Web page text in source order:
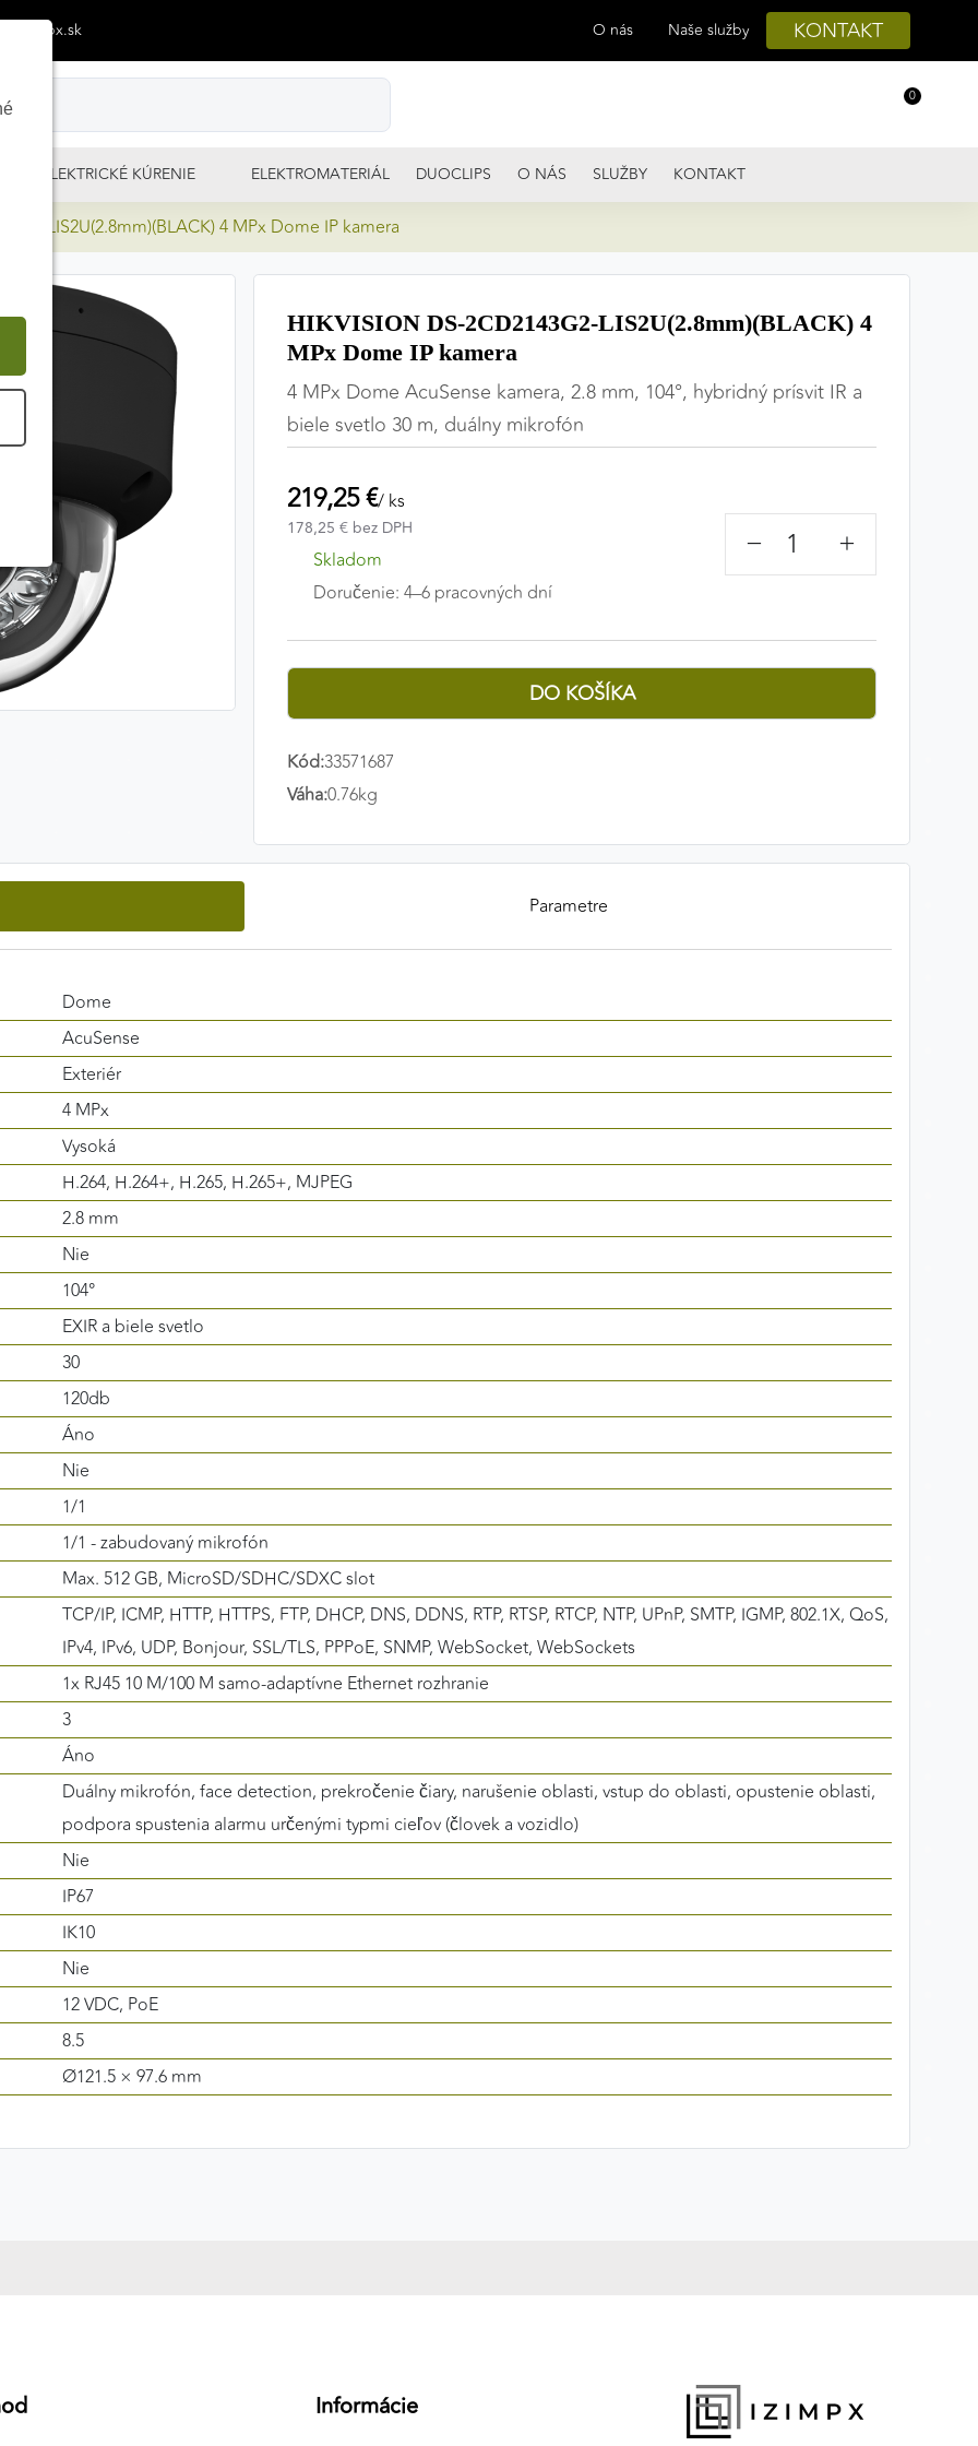
O nás Naše služby KONTAKT
0
ELEKTRICKÉ KÚRENIE ELEKTROMATERIÁL DUOCLIPS O NÁS SLUŽBY KONTAKT
LIS2U(2.8mm)(BLACK) 4 MPx Dome IP kamera
HIKVISION DS-2CD2143G2-LIS2U(2.8mm)(BLACK) 4
MPx Dome IP kamera
4 MPx Dome AcuSense kamera, 2.8 mm, 104°, hybridný prísvit IR a
biele svetlo 30 m, duálny mikrofón
219,25 €/ ks
178,25 € bez DPH
Skladom
Doručenie: 4–6 pracovných dní
− +
Kód:33571687
Váha:0.76kg
Parametre
Dome
AcuSense
Exteriér
4 MPx
Vysoká
H.264, H.264+, H.265, H.265+, MJPEG
2.8 mm
Nie
104°
EXIR a biele svetlo
30
120db
Áno
Nie
1/1
1/1 - zabudovaný mikrofón
Max. 512 GB, MicroSD/SDHC/SDXC slot
TCP/IP, ICMP, HTTP, HTTPS, FTP, DHCP, DNS, DDNS, RTP, RTSP, RTCP, NTP, UPnP, SMTP, IGMP, 802.1X, QoS,
IPv4, IPv6, UDP, Bonjour, SSL/TLS, PPPoE, SNMP, WebSocket, WebSockets
1x RJ45 10 M/100 M samo-adaptívne Ethernet rozhranie
3
Áno
Duálny mikrofón, face detection, prekročenie čiary, narušenie oblasti, vstup do oblasti, opustenie oblasti,
podpora spustenia alarmu určenými typmi cieľov (človek a vozidlo)
Nie
IP67
IK10
Nie
12 VDC, PoE
8.5
Ø121.5 × 97.6 mm
Informácie